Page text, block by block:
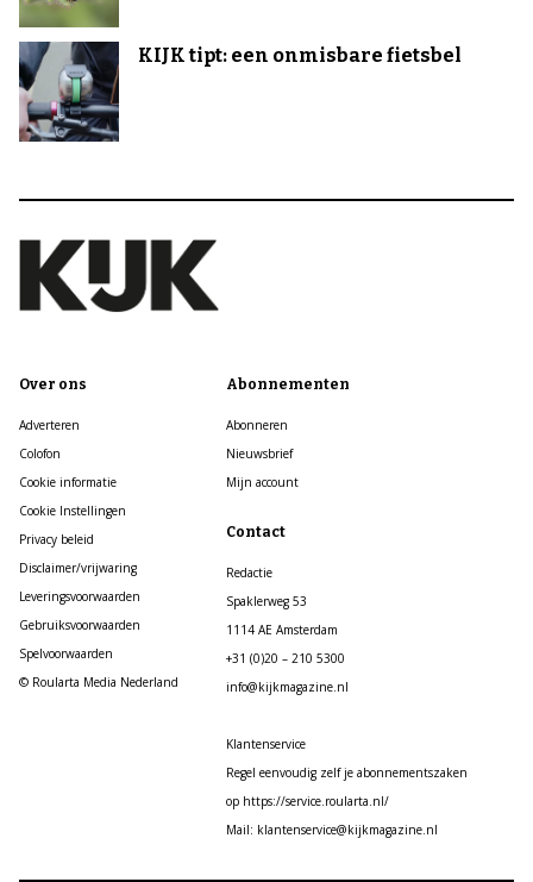
KIJK tipt: een onmisbare fietsbel
Over ons
Adverteren
Colofon
Cookie informatie
Cookie Instellingen
Privacy beleid
Disclaimer/vrijwaring
Leveringsvoorwaarden
Gebruiksvoorwaarden
Spelvoorwaarden
© Roularta Media Nederland
Abonnementen
Abonneren
Nieuwsbrief
Mijn account
Contact
Redactie
Spaklerweg 53
1114 AE Amsterdam
+31 (0)20 – 210 5300
info@kijkmagazine.nl
Klantenservice
Regel eenvoudig zelf je abonnementszaken
op https://service.roularta.nl/
Mail: klantenservice@kijkmagazine.nl